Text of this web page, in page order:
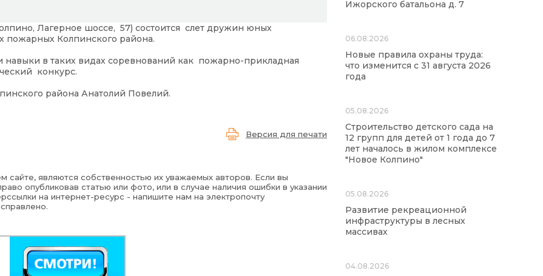
Лагерное шоссе, 57) состоится слет дружин юных
Колпинского района.
в таких видах соревнований как пожарно-прикладная
конкурс.
района Анатолий Повелий.
Версия для печати
сайте, являются собственностью их уважаемых авторов. Если вы
опубликовав статью или фото, или в случае наличия ошибки в указании
на интернет-ресурс - напишите нам на электропочту
Ижорского батальона д. 7
06.08.2026
Новые правила охраны труда:
что изменится с 31 августа 2026
года
05.08.2026
Строительство детского сада на
12 групп для детей от 1 года до 7
лет началось в жилом комплексе
"Новое Колпино"
05.08.2026
Развитие рекреационной
инфраструктуры в лесных
массивах
04.08.2026